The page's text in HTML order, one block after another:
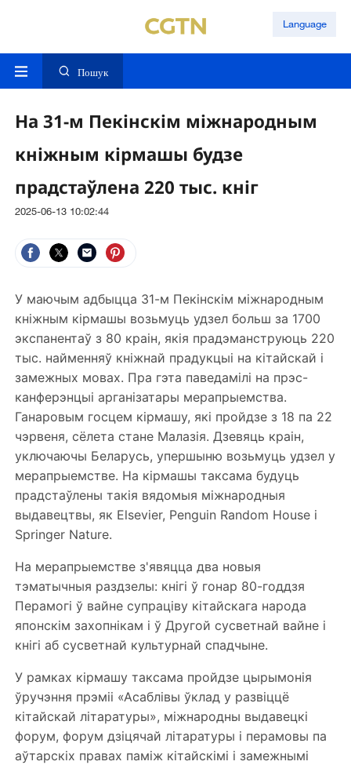
Language
Пошук
На 31-м Пекінскім міжнародным
кніжным кірмашы будзе
прадстаўлена 220 тыс. кніг
2025-06-13 10:02:44
У маючым адбыцца 31-м Пекінскім міжнародным
кніжным кірмашы возьмуць удзел больш за 1700
экспанентаў з 80 краін, якія прадэманструюць 220
тыс. найменняў кніжнай прадукцыі на кітайскай і
замежных мовах. Пра гэта паведамілі на прэс-
канферэнцыі арганізатары мерапрыемства.
Ганаровым госцем кірмашу, які пройдзе з 18 па 22
чэрвеня, сёлета стане Малазія. Дзевяць краін,
уключаючы Беларусь, упершыню возьмуць удзел у
мерапрыемстве. На кірмашы таксама будуць
прадстаўлены такія вядомыя міжнародныя
выдавецтвы, як Elsevier, Penguin Random House і
Springer Nature.
На мерапрыемстве з'явяцца два новыя
тэматычныя раздзелы: кнігі ў гонар 80-годдзя
Перамогі ў вайне супраціву кітайскага народа
японскім захопнікам і ў Другой сусветнай вайне і
кнігі аб сусветнай культурнай спадчыне.
У рамках кірмашу таксама пройдзе цырымонія
ўручэння прэміі «Асаблівы ўклад у развіццё
кітайскай літаратуры», міжнародны выдавецкі
форум, форум дзіцячай літаратуры і перамовы па
аўтарскіх правах паміж кітайскімі і замежнымі